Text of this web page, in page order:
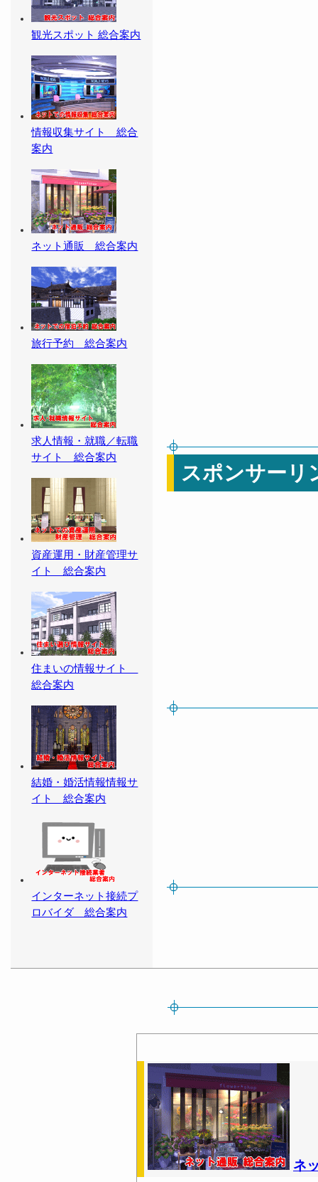
スポンサーリ
観光スポット 総合案内
情報収集サイト 総合
案内
ネット通販 総合案内
旅行予約 総合案内
求人情報・就職／転職
サイト 総合案内
資産運用・財産管理サ
イト 総合案内
住まいの情報サイト
総合案内
結婚・婚活情報情報サ
イト 総合案内
インターネット接続プ
ロバイダ 総合案内
ネ